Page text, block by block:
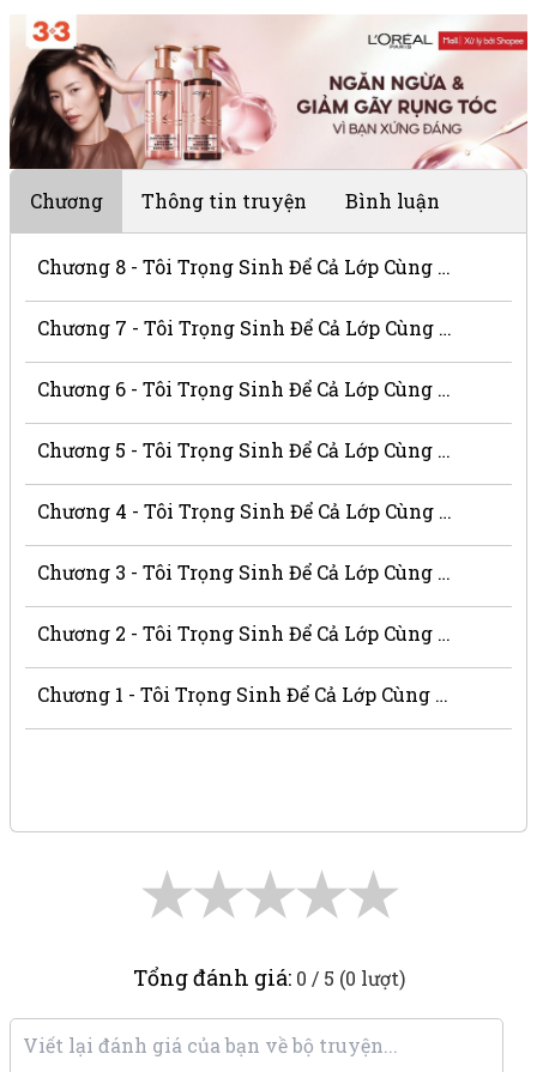
Chương Thông tin truyện Bình luận
Chương 8 - Tôi Trọng Sinh Để Cả Lớp Cùng Miễu Miễu Rơi Xuống Địa Ngục
Chương 7 - Tôi Trọng Sinh Để Cả Lớp Cùng Miễu Miễu Rơi Xuống Địa Ngục
Chương 6 - Tôi Trọng Sinh Để Cả Lớp Cùng Miễu Miễu Rơi Xuống Địa Ngục
Chương 5 - Tôi Trọng Sinh Để Cả Lớp Cùng Miễu Miễu Rơi Xuống Địa Ngục
Chương 4 - Tôi Trọng Sinh Để Cả Lớp Cùng Miễu Miễu Rơi Xuống Địa Ngục
Chương 3 - Tôi Trọng Sinh Để Cả Lớp Cùng Miễu Miễu Rơi Xuống Địa Ngục
Chương 2 - Tôi Trọng Sinh Để Cả Lớp Cùng Miễu Miễu Rơi Xuống Địa Ngục
Chương 1 - Tôi Trọng Sinh Để Cả Lớp Cùng Miễu Miễu Rơi Xuống Địa Ngục
★
★
★
★
★
Tổng đánh giá: 0 / 5 (0 lượt)